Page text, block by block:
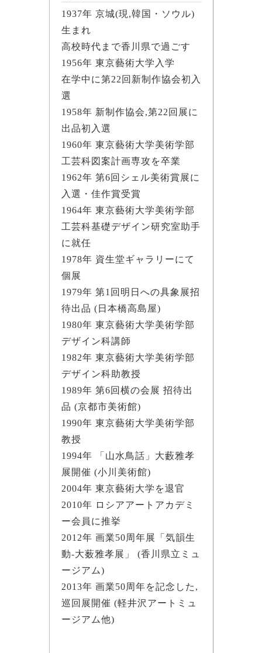
1937年 京城(現,韓国・ソウル)
生まれ
高校時代まで香川県で過ごす
1956年 東京藝術大学入学
在学中に第22回新制作協会初入
選
1958年 新制作協会,第22回展に
出品初入選
1960年 東京藝術大学美術学部
工芸科図案計画専攻を卒業
1962年 第6回シェル美術賞展に
入選・佳作賞受賞
1964年 東京藝術大学美術学部
工芸科基礎デザイン研究室助手
に就任
1978年 資生堂ギャラリーにて
個展
1979年 第1回明日への具象展招
待出品 (日本橋高島屋)
1980年 東京藝術大学美術学部
デザイン科講師
1982年 東京藝術大学美術学部
デザイン科助教授
1989年 第6回横の会展 招待出
品 (京都市美術館)
1990年 東京藝術大学美術学部
教授
1994年 「山水鳥話」大藪雅孝
展開催 (小川美術館)
2004年 東京藝術大学を退官
2010年 ロシアアートアカデミ
ー会員に推挙
2012年 画業50周年展「気韻生
動-大薮雅孝展」 (香川県立ミュ
ージアム)
2013年 画業50周年を記念した,
巡回展開催 (軽井沢アートミュ
ージアム他)